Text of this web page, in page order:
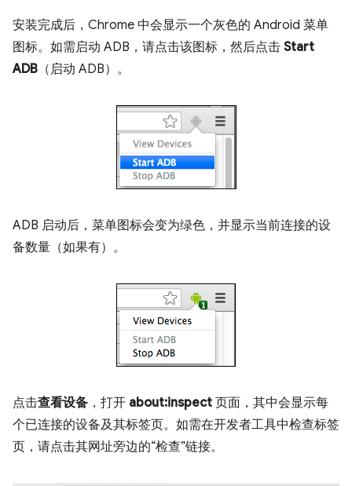
安装完成后，Chrome 中会显示一个灰色的 Android 菜单
图标。如需启动 ADB，请点击该图标，然后点击 Start
ADB （启动 ADB）。
ADB 启动后，菜单图标会变为绿色，并显示当前连接的设
备数量（如果有）。
点击查看设备 ，打开 about:inspect 页面，其中会显示每
个已连接的设备及其标签页。如需在开发者工具中检查标签
页，请点击其网址旁边的“检查”链接。